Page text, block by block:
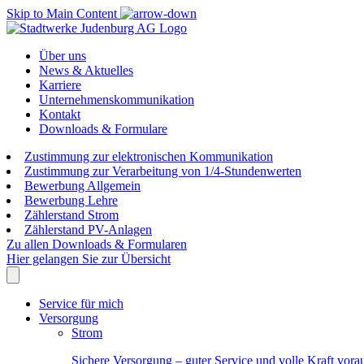
Skip to Main Content
Über uns
News & Aktuelles
Karriere
Unternehmenskommunikation
Kontakt
Downloads & Formulare
Zustimmung zur elektronischen Kommunikation
Zustimmung zur Verarbeitung von 1/4-Stundenwerten
Bewerbung Allgemein
Bewerbung Lehre
Zählerstand Strom
Zählerstand PV-Anlagen
Zu allen Downloads & Formularen
Hier gelangen Sie zur Übersicht
Service für mich
Versorgung
Strom
Sichere Versorgung – guter Service und volle Kraft